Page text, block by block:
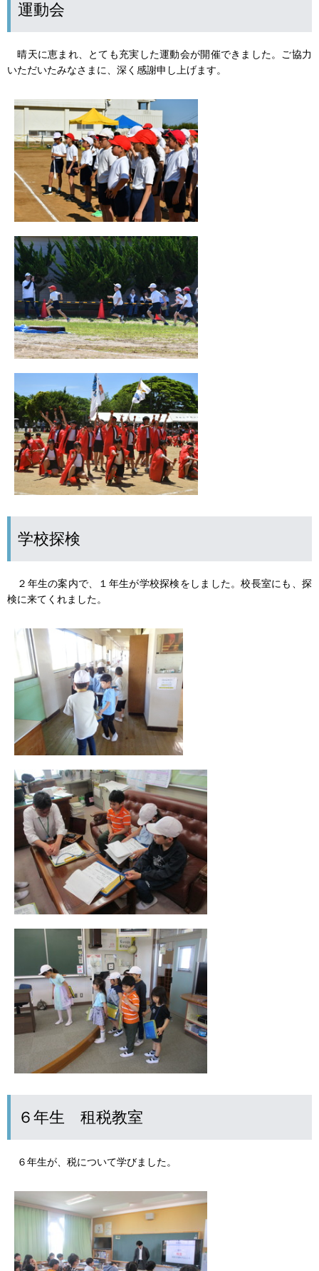
運動会
晴天に恵まれ、とても充実した運動会が開催できました。ご協力
いただいたみなさまに、深く感謝申し上げます。
学校探検
２年生の案内で、１年生が学校探検をしました。校長室にも、探
検に来てくれました。
６年生 租税教室
６年生が、税について学びました。